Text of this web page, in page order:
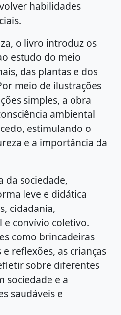
habilidades
o livro introduz os
estudo do meio
das plantas e dos
meio de ilustrações
simples, a obra
ambiental
estimulando o
e a importância da
da sociedade,
leve e didática
cidadania,
convívio coletivo.
como brincadeiras
reflexões, as crianças
sobre diferentes
sociedade e a
saudáveis e